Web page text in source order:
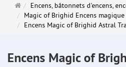
Page
d'accueil
Encens, bâtonnets d'encens,
Magic of Brighid Encens magique
Encens Magic of Brighid Astral
Encens Magic of